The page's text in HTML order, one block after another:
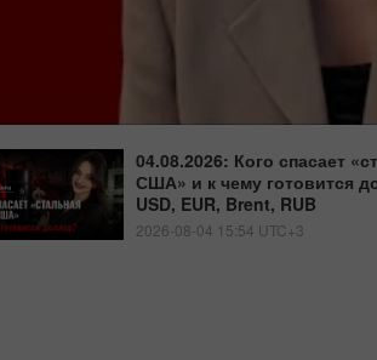
04.08.2026: Кого спасает
США» и к чему готовится
USD, EUR, Brent, RUB
2026-08-04 15:54 UTC+3